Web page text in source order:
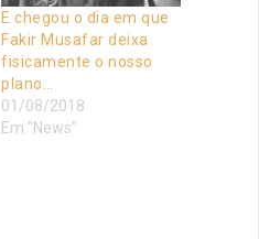
E chegou o dia em que
Fakir Musafar deixa
fisicamente o nosso
plano…
01/08/2018
Em "News"